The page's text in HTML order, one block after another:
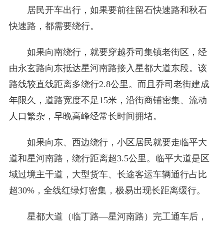
居民开车出行，如果要前往留石快速路和秋石
快速路，都需要绕行。
如果向南绕行，就要穿越乔司集镇老街区，经
由永玄路向东抵达星河南路接入星都大道东段。该
路线较直线距离多绕行2.8公里。而且乔司老街建成
年限久，道路宽度不足15米，沿街商铺密集、流动
人口繁杂，早晚高峰经常长时间拥堵。
如果向东、西边绕行，小区居民就要走临平大
道和星河南路，绕行距离超3.5公里。临平大道是区
域过境主干道，大型货车、长途客运车辆通行占比
超30%，全线红绿灯密集，极易出现长距离缓行。
星都大道（临丁路—星河南路）完工通车后，